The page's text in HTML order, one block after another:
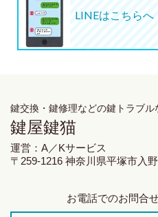
LINEはこちらへ
鍵交換・鍵修理などの鍵トラブル
鍵屋鍵猫
運営：A／Kサービス
〒259-1216 神奈川県平塚市入
お電話でのお問合